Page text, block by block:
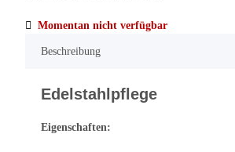
Momentan nicht verfügbar
Beschreibung
Edelstahlpflege
Eigenschaften: